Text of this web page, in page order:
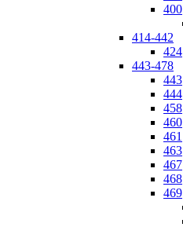
400
414-442
424
443-478
443
444
458
460
461
463
467
468
469